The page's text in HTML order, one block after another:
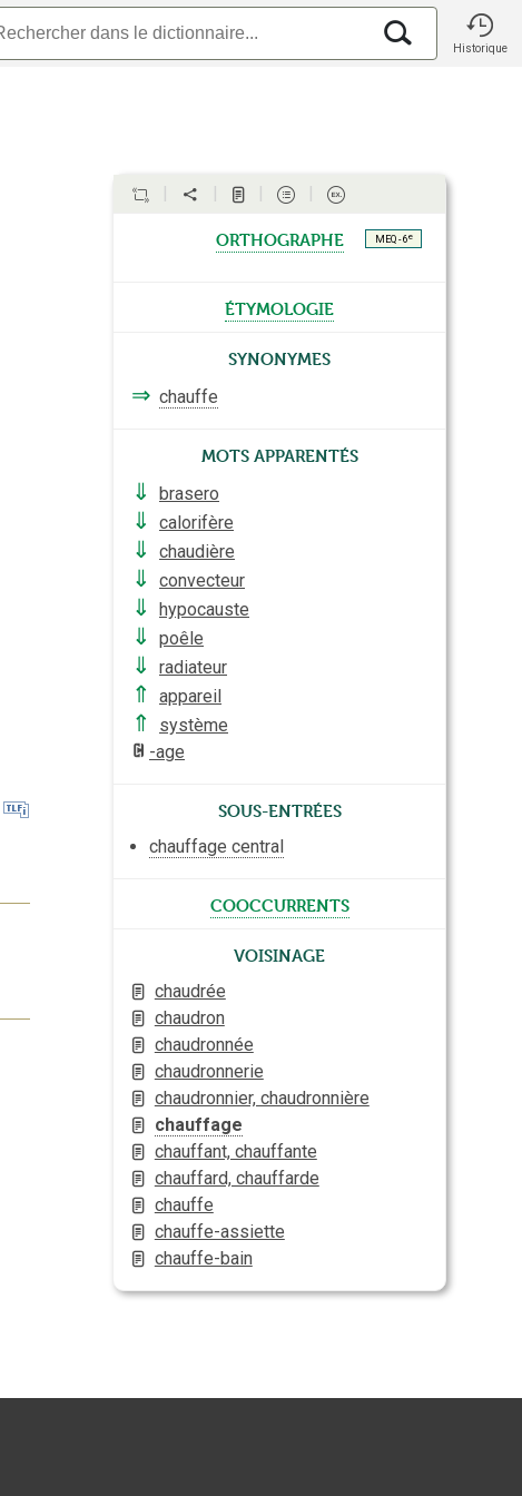
Historique
orthographe MEQ - 6e
étymologie
Synonymes
⇒ chauffe
Mots apparentés
⇓
brasero
⇓ calorifère
⇓ chaudière
⇓ convecteur
⇓ hypocauste
⇓ poêle
⇓ radiateur
⇑ appareil
⇑
système
-age
Sous-entrées
chauffage central
cooccurrents
Voisinage
chaudrée
chaudron
chaudronnée
chaudronnerie
chaudronnier, chaudronnière
chauffage
chauffant, chauffante
chauffard, chauffarde
chauffe
chauffe-assiette
chauffe-bain